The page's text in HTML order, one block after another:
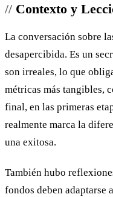
Contexto y
La conversación sobre
desapercibida. Es un
son irreales, lo que
métricas más tangibles,
final, en las primeras
realmente marca la
una exitosa.
También hubo
fondos deben adaptarse